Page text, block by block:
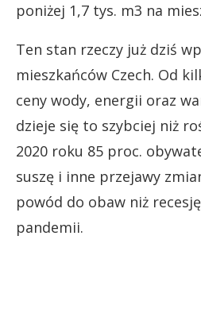
poniżej 1,7 tys. m3 na
Ten stan rzeczy już dziś
mieszkańców Czech. Od
ceny wody, energii oraz
dzieje się to szybciej niż
2020 roku 85 proc.
suszę i inne przejawy
powód do obaw niż
pandemii.